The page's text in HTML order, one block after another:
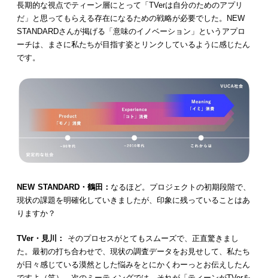
長期的な視点でティーン層にとって「TVerは自分のためのアプリ
だ」と思ってもらえる存在になるための戦略が必要でした。NEW
STANDARDさんが掲げる「意味のイノベーション」というアプロ
ーチは、まさに私たちが目指す姿とリンクしているように感じたん
です。
NEW STANDARD・鶴田： なるほど。プロジェクトの初期段階で、
現状の課題を明確化していきましたが、印象に残っていることはあ
りますか？
TVer・見川：
そのプロセスがとてもスムーズで、正直驚きまし
た。最初の打ち合わせで、現状の調査データをお見せして、私たち
が日々感じている漠然とした悩みをとにかくわーっとお伝えしたん